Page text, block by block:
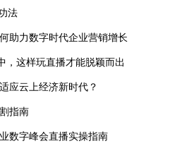
法
助力数字时代企业营销增长
，这样玩直播才能脱颖而出
应云上经济新时代？
指南
数字峰会直播实操指南